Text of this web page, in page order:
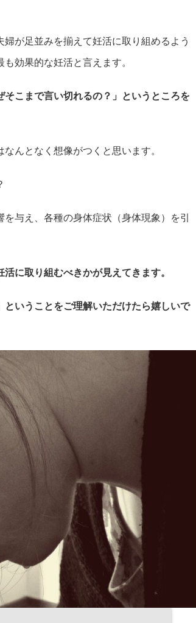
が足並みを揃えて妊活に取り組めるよう
効果的な妊活と言えます。
そこまで言い切れるの？」というところを
んとなく想像がつくと思います。
与え、各種の身体症状（身体現象）を引
に取り組むべきかが見えてきます。
ということをご理解いただけたら嬉しいで